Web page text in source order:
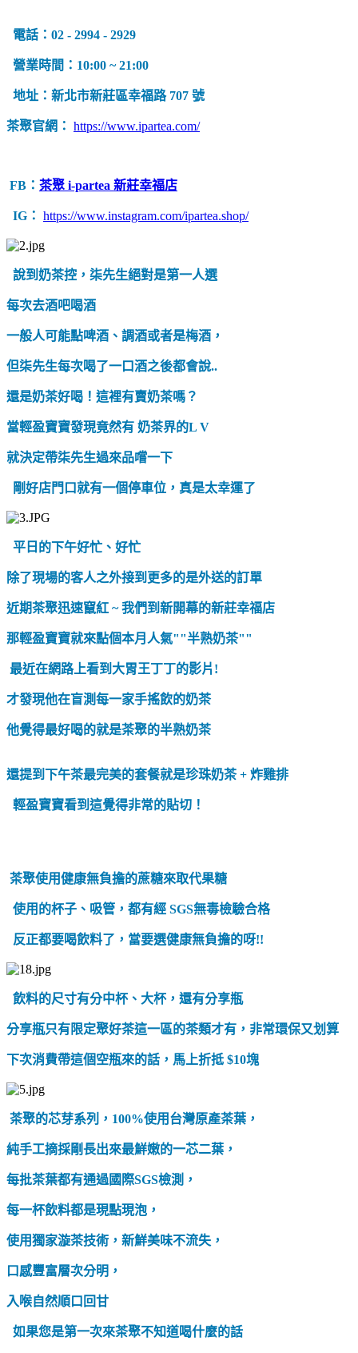
電話：02 - 2994 - 2929
營業時間：10:00 ~ 21:00
地址：新北市新莊區幸福路 707 號
茶聚官網： https://www.ipartea.com/
FB： 茶聚 i-partea 新莊幸福店
IG： https://www.instagram.com/ipartea.shop/
說到奶茶控，柒先生絕對是第一人選
每次去酒吧喝酒
一般人可能點啤酒、調酒或者是梅酒，
但柒先生每次喝了一口酒之後都會說..
還是奶茶好喝！這裡有賣奶茶嗎？
當輕盈寶寶發現竟然有 奶茶界的L V
就決定帶柒先生過來品嚐一下
剛好店門口就有一個停車位，真是太幸運了
平日的下午好忙、好忙
除了現場的客人之外接到更多的是外送的訂單
近期茶聚迅速竄紅 ~ 我們到新開幕的新莊幸福店
那輕盈寶寶就來點個本月人氣""半熟奶茶""
最近在網路上看到大胃王丁丁的影片!
才發現他在盲測每一家手搖飲的奶茶
他覺得最好喝的就是茶聚的半熟奶茶
還提到下午茶最完美的套餐就是珍珠奶茶 + 炸雞排
輕盈寶寶看到這覺得非常的貼切！
茶聚使用健康無負擔的蔗糖來取代果糖
使用的杯子、吸管，都有經 SGS無毒檢驗合格
反正都要喝飲料了，當要選健康無負擔的呀!!
飲料的尺寸有分中杯、大杯，還有分享瓶
分享瓶只有限定聚好茶這一區的茶類才有，非常環保又划算
下次消費帶這個空瓶來的話，馬上折抵 $10塊
茶聚的芯芽系列，100%使用台灣原產茶葉，
純手工摘採剛長出來最鮮嫩的一芯二葉，
每批茶葉都有通過國際SGS檢測，
每一杯飲料都是現點現泡，
使用獨家漩茶技術，新鮮美味不流失，
口感豐富層次分明，
入喉自然順口回甘
如果您是第一次來茶聚不知道喝什麼的話